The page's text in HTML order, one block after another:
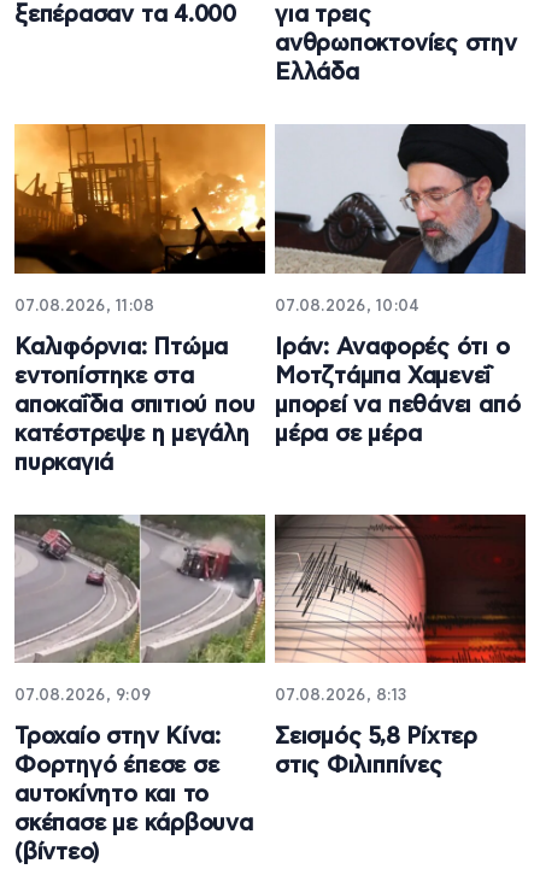
ξεπέρασαν τα 4.000
για τρεις
ανθρωποκτονίες στην
Ελλάδα
07.08.2026, 11:08
Καλιφόρνια: Πτώμα
εντοπίστηκε στα
αποκαΐδια σπιτιού που
κατέστρεψε η μεγάλη
πυρκαγιά
07.08.2026, 10:04
Ιράν: Αναφορές ότι ο
Μοτζτάμπα Χαμενεΐ
μπορεί να πεθάνει από
μέρα σε μέρα
07.08.2026, 9:09
Τροχαίο στην Κίνα:
Φορτηγό έπεσε σε
αυτοκίνητο και το
σκέπασε με κάρβουνα
(βίντεο)
07.08.2026, 8:13
Σεισμός 5,8 Ρίχτερ
στις Φιλιππίνες